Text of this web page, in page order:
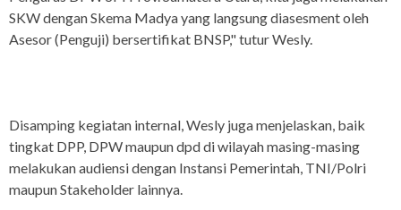
SKW dengan Skema Madya yang langsung diasesment oleh
Asesor (Penguji) bersertifikat BNSP," tutur Wesly.
Disamping kegiatan internal, Wesly juga menjelaskan, baik
tingkat DPP, DPW maupun dpd di wilayah masing-masing
melakukan audiensi dengan Instansi Pemerintah, TNI/Polri
maupun Stakeholder lainnya.